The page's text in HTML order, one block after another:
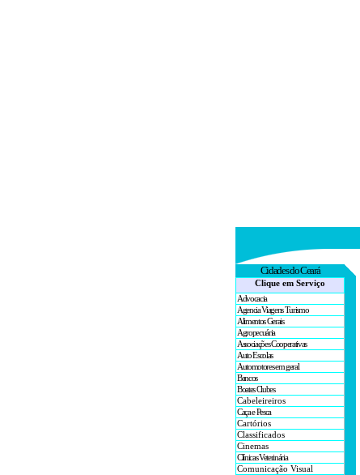
Cidadesdo Ceará
Clique em Serviço
Advocacia
Agencia Viagens Turismo
Alimentos Gerais
Agropecuária
Associações Cooperativas
Auto Escolas
Automotores em geral
Bancos
Boates Clubes
Cabeleireiros
Caça e Pesca
Cartórios
Classificados
Cinemas
Clínicas Veterinária
Comunicação Visual